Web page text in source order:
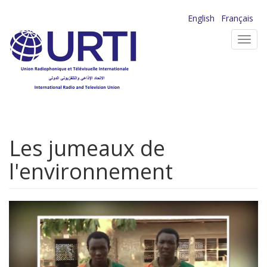
contenu
principal
English
Français
Les jumeaux de
l'environnement